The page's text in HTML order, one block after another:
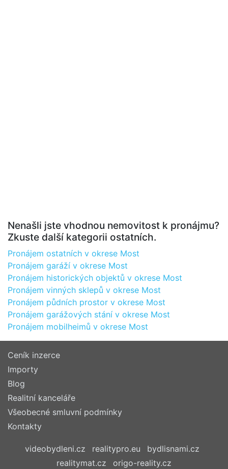
Nenašli jste vhodnou nemovitost k pronájmu?
Zkuste další kategorii ostatních.
Pronájem ostatních v okrese Most
Pronájem garáží v okrese Most
Pronájem historických objektů v okrese Most
Pronájem vinných sklepů v okrese Most
Pronájem půdních prostor v okrese Most
Pronájem garážových stání v okrese Most
Pronájem mobilheimů v okrese Most
Ceník inzerce
Importy
Blog
Realitní kanceláře
Všeobecné smluvní podmínky
Kontakty
videobydleni.cz realitypro.eu
bydlisnami.cz
realitymat.cz
origo-reality.cz